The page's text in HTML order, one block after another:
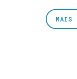
MAIS